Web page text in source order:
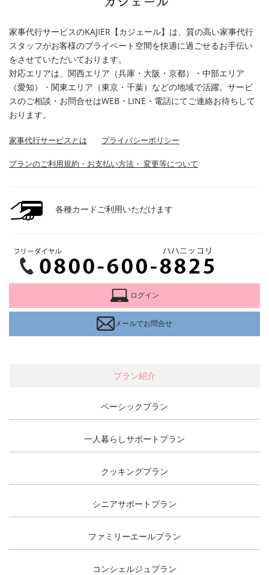
家事代行サービスのKAJIER【カジェール】は、質の高い家事代行
スタッフがお客様のプライベート空間を快適に過ごせるお手伝い
をさせていただいております。
対応エリアは、関西エリア（兵庫・大阪・京都）・中部エリア
（愛知）・関東エリア（東京・千葉）などの地域で活躍。サービ
スのご相談・お問合せはWEB・LINE・電話にてご連絡お待ちして
おります。
家事代行サービスとは プライバシーポリシー
プランのご利用規約・お支払い方法・ 変更等について
各種カードご利用いただけます
ログイン
メールでお問合せ
プラン紹介
ベーシックプラン
一人暮らしサポートプラン
クッキングプラン
シニアサポートプラン
ファミリーエールプラン
コンシェルジュプラン